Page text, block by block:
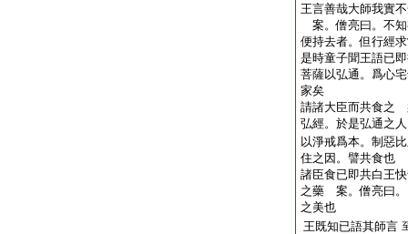
王言善哉大師我實
案。僧亮曰。不
便持去者。但行經
是時童子聞王語已
菩薩以弘通。爲心
家矣
請諸大臣而共食之
弘經。於是弘通之
以淨戒爲本。制惡
住之因。譬共食也
諸臣食已即共白王
之藥 案。僧亮曰。
之美也
王既知已語其師言